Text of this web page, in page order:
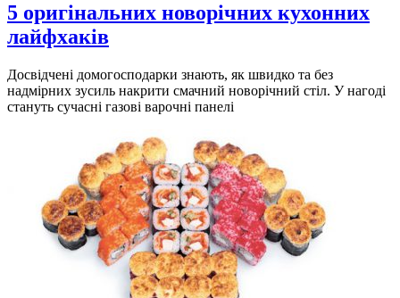
5 оригінальних новорічних кухонних
лайфхаків
Досвідчені домогосподарки знають, як швидко та без
надмірних зусиль накрити смачний новорічний стіл. У нагоді
стануть сучасні газові варочні панелі